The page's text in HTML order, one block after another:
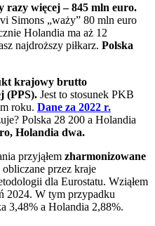
razy więcej – 845 mln euro.
Simons „waży” 80 mln euro
Holandia ma aż 12
najdroższy piłkarz. Polska
krajowy brutto
(PPS). Jest to stosunek PKB
roku. Dane za 2022 r.
Polska 28 200 a Holandia
Holandia dwa.
przyjąłem zharmonizowane
obliczane przez kraje
dla Eurostatu. Wziąłem
2024. W tym przypadku
3,48% a Holandia 2,88%.